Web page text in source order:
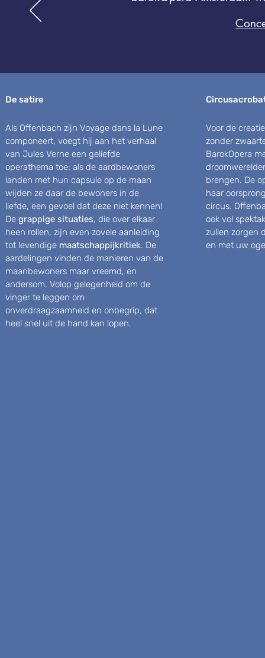
De satire
Als Offenbach zijn Voyage dans la Lune
componeert, voegt hij aan het verhaal
van Jules Verne een geliefde
operathema toe: als de aardbewoners
landen met hun capsule op de maan
wijden ze daar de bewoners in de
liefde, een gevoel dat deze niet kennen!
De grappige situaties, die over elkaar
heen rollen, zijn even zovele aanleiding
tot levendige maatschappijkritiek. De
aardelingen vinden de manieren van de
maanbewoners maar vreemd, en
andersom. Volop gelegenheid om de
vinger te leggen om
onverdraagzaamheid en onbegrip, dat
heel snel uit de hand kan lopen.
Voor de
zonder
BarokOpera
brengen. De
haar
circus.
ook vol
zullen zorgen
en met uw